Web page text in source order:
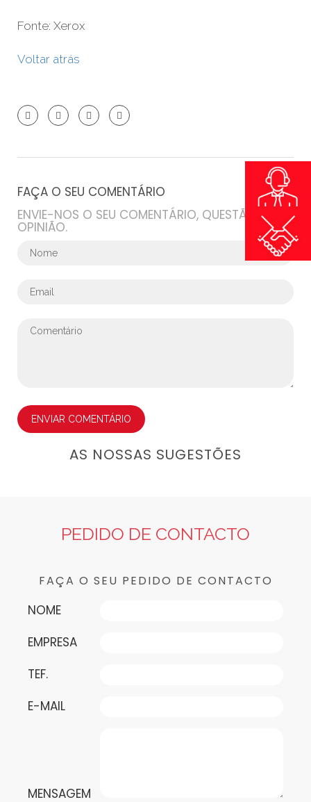
Fonte: Xerox
Voltar atrás
FAÇA O SEU COMENTÁRIO
ENVIE-NOS O SEU COMENTÁRIO, QUESTÃO OU
OPINIÃO.
ENVIAR COMENTÁRIO
AS NOSSAS SUGESTÕES
PEDIDO DE CONTACTO
FAÇA O SEU PEDIDO DE CONTACTO
NOME
EMPRESA
TEF.
E-MAIL
MENSAGEM